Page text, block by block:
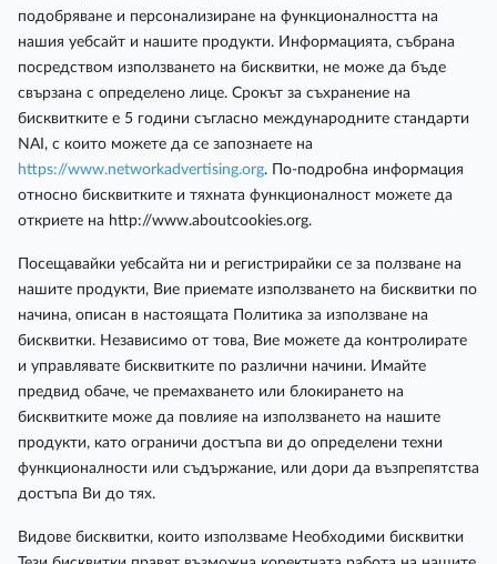
подобряване и персонализиране на функционалността на
нашия уебсайт и нашите продукти. Информацията, събрана
посредством използването на бисквитки, не може да бъде
свързана с определено лице. Срокът за съхранение на
бисквитките е 5 години съгласно международните стандарти
NAI, с които можете да се запознаете на
https://www.networkadvertising.org. По-подробна информация
относно бисквитките и тяхната функционалност можете да
откриете на http://www.aboutcookies.org.
Посещавайки уебсайта ни и регистрирайки се за ползване на
нашите продукти, Вие приемате използването на бисквитки по
начина, описан в настоящата Политика за използване на
бисквитки. Независимо от това, Вие можете да контролирате
и управлявате бисквитките по различни начини. Имайте
предвид обаче, че премахването или блокирането на
бисквитките може да повлияе на използването на нашите
продукти, като ограничи достъпа ви до определени техни
функционалности или съдържание, или дори да възпрепятства
достъпа Ви до тях.
Видове бисквитки, които използваме Необходими бисквитки